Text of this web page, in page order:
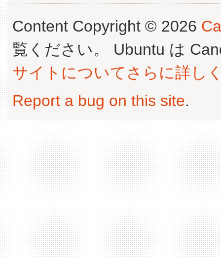
Content Copyright © 2026
覧ください。 Ubuntu は
サイトについてさらに詳し
Report a bug on this site.